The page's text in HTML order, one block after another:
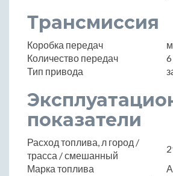
Трансмиссия
Коробка передач
Количество передач
6
Тип привода
показатели
Расход топлива, л город /
трасса / смешанный
Марка топлива